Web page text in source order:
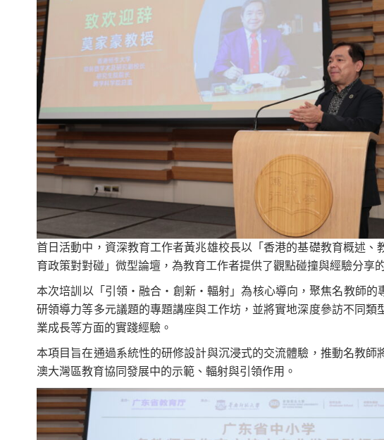
首日活動中，資深教育工作者黃兆雄校長以「香港的基礎教育概述
育政策對對碰」微型論壇，為教育工作者提供了觀點碰撞與經驗分享
本次培訓以「引領・融合・創新・輻射」為核心導向，聚焦名教師
研領導力等多元議題的專題講座與工作坊，並將實地深度參訪不同
業成長等方面的實踐經驗。
本項目旨在通過系統性的研修設計與沉浸式的交流體驗，推動名教
澳大灣區教育協同發展中的示範、輻射與引領作用。